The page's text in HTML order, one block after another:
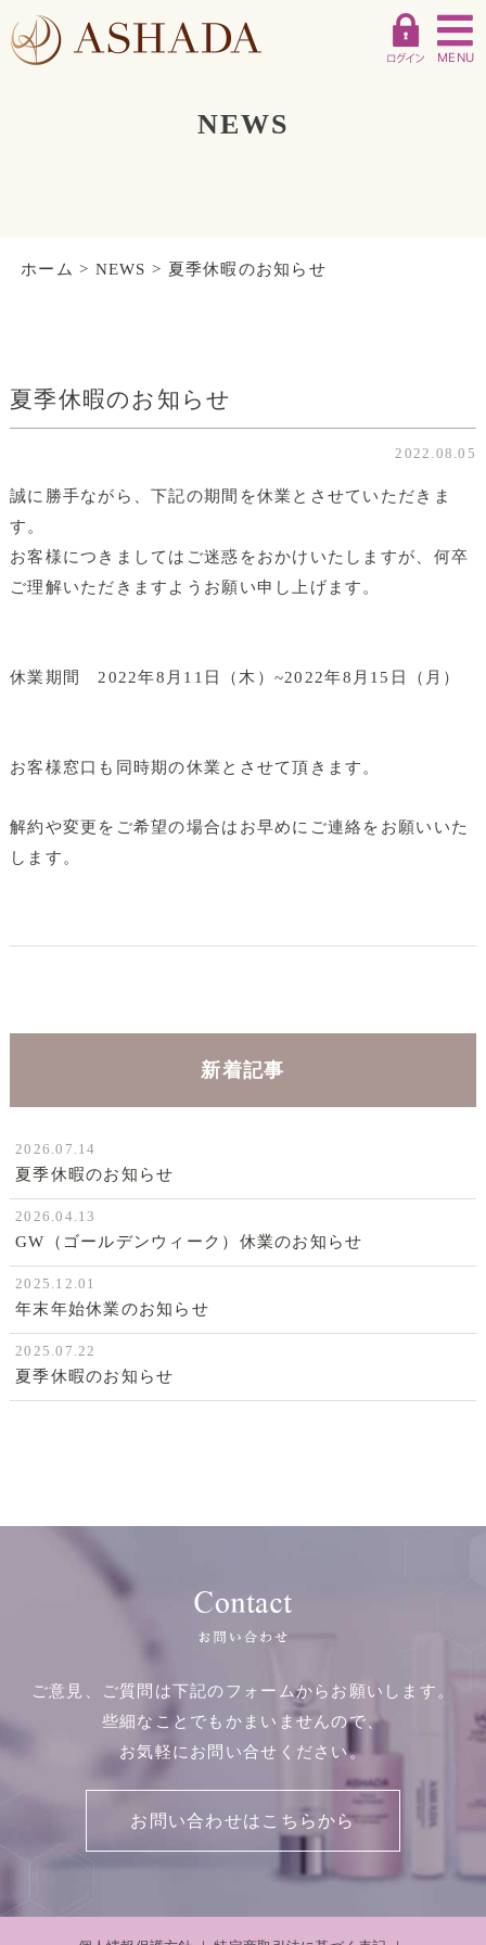
MENU
NEWS
ホーム > NEWS > 夏季休暇のお知らせ
夏季休暇のお知らせ
2022.08.05
誠に勝手ながら、下記の期間を休業とさせていただきま
す。
お客様につきましてはご迷惑をおかけいたしますが、何卒
ご理解いただきますようお願い申し上げます。
休業期間 2022年8月11日（木）~2022年8月15日（月）
お客様窓口も同時期の休業とさせて頂きます。
解約や変更をご希望の場合はお早めにご連絡をお願いいた
します。
新着記事
2026.07.14
夏季休暇のお知らせ
2026.04.13
GW（ゴールデンウィーク）休業のお知らせ
2025.12.01
年末年始休業のお知らせ
2025.07.22
夏季休暇のお知らせ
ご意見、ご質問は下記のフォームからお願いします。
些細なことでもかまいませんので、
お気軽にお問い合せください。
お問い合わせはこちらから